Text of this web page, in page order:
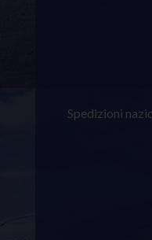
Spedizioni